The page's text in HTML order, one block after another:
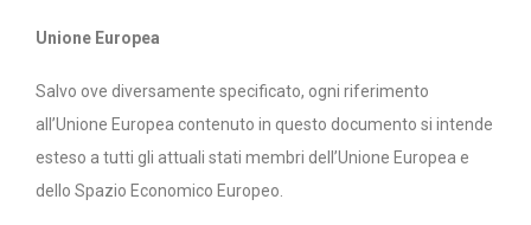
Unione Europea
Salvo ove diversamente specificato, ogni riferimento
all’Unione Europea contenuto in questo documento si intende
esteso a tutti gli attuali stati membri dell’Unione Europea e
dello Spazio Economico Europeo.